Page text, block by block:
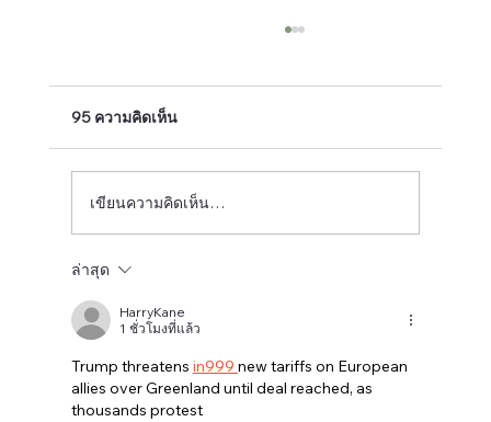
ทาส!
95 ความคิดเห็น
เขียนความคิดเห็น…
ล่าสุด
HarryKane
1 ชั่วโมงที่แล้ว
Trump threatens in999 new tariffs on European
allies over Greenland until deal reached, as
thousands protest